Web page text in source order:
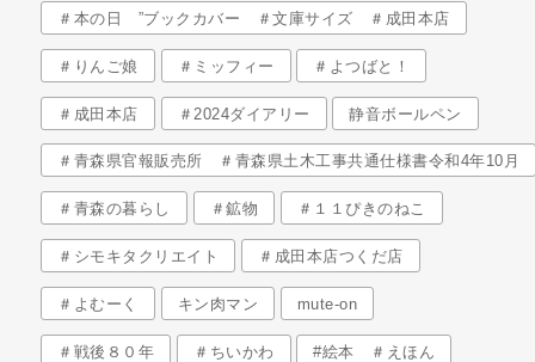
＃本の日 ”ブックカバー ＃文庫サイズ ＃成田本店
＃りんご娘 ＃ミッフィー ＃よつばと！
＃成田本店 ＃2024ダイアリー 静音ボールペン
＃青森県官報販売所 ＃青森県土木工事共通仕様書令和4年10月
＃青森の暮らし ＃鉱物 ＃１１ぴきのねこ
＃シモキタクリエイト ＃成田本店つくだ店
＃よむーく キン肉マン mute-on
＃戦後８０年 ＃ちいかわ #絵本 ＃えほん